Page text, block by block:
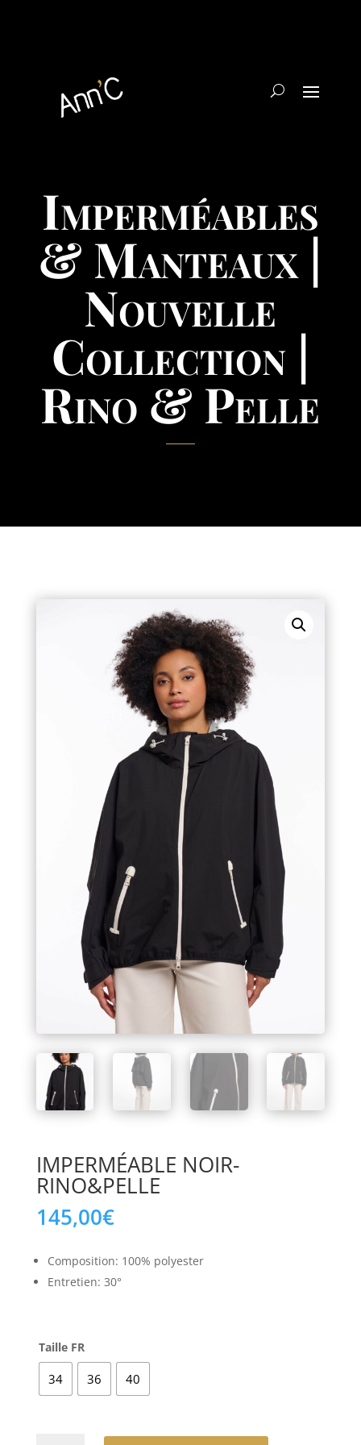
Imperméables
& Manteaux |
Nouvelle
Collection |
Rino & Pelle
IMPERMÉABLE NOIR-
RINO&PELLE
145,00€
Composition: 100% polyester
Entretien: 30°
Taille FR
34 36 40